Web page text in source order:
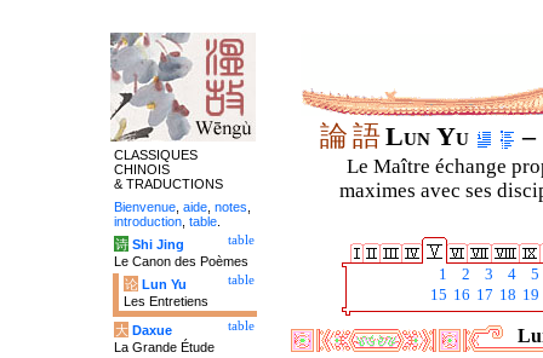
論語Lun Yu –
Le Maître échange
maximes avec ses
1 2 3 4
5
15 16 17 18 19
CLASSIQUES
CHINOIS
& TRADUCTIONS
Bienvenue aide notes
introduction table
table
诗 Shi Jing
Le Canon des Poèmes
table
论 Lun Yu
Les Entretiens
table
大 Daxue
La Grande Étude